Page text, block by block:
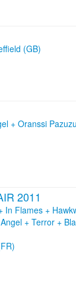
(GB)
+ Oranssi Pazuzu
2011
In Flames +
+ Terror +